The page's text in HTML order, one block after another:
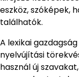
eszköz, szóképek,
találhatók.
A lexikai
nyelvújítási
használ új